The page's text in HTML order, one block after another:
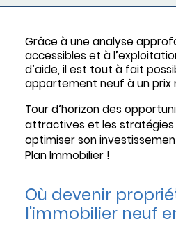
Grâce à une analyse
accessibles et à
d’aide, il est tout à fait
appartement neuf à un prix
Tour d’horizon des
attractives et les
optimiser son
Plan Immobilier !
Où devenir
l'immobilier neuf